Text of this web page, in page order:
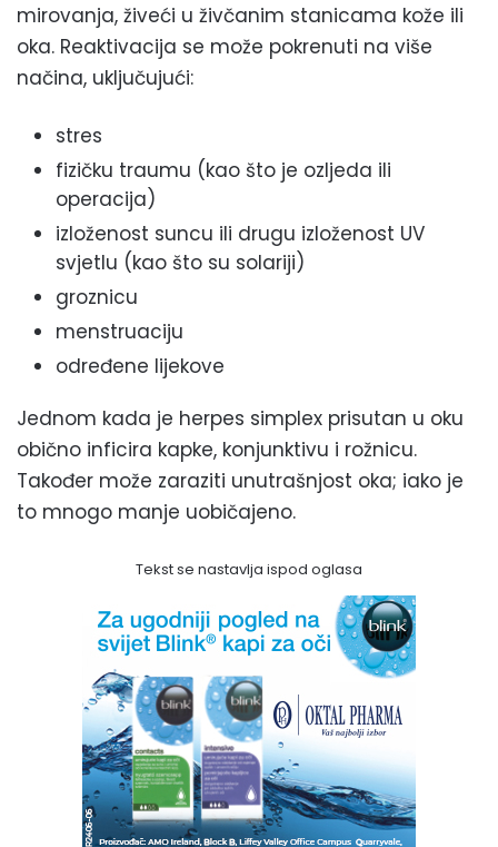
mirovanja, živeći u živčanim stanicama kože ili
oka. Reaktivacija se može pokrenuti na više
načina, uključujući:
stres
fizičku traumu (kao što je ozljeda ili
operacija)
izloženost suncu ili drugu izloženost UV
svjetlu (kao što su solariji)
groznicu
menstruaciju
određene lijekove
Jednom kada je herpes simplex prisutan u oku
obično inficira kapke, konjunktivu i rožnicu.
Također može zaraziti unutrašnjost oka; iako je
to mnogo manje uobičajeno.
Tekst se nastavlja ispod oglasa